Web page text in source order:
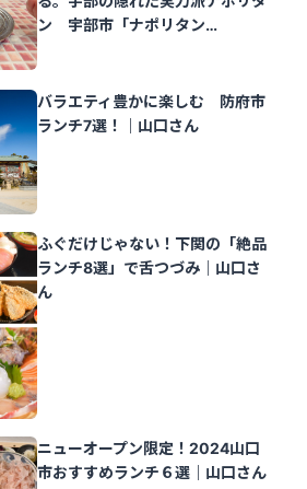
ン 宇部市「ナポリタン
バラエティ豊かに楽しむ 防府市
ランチ7選！｜山口さん
ふぐだけじゃない！下関の「絶品
ランチ8選」で舌つづみ｜山口さ
ん
ニューオープン限定！2024山口
市おすすめランチ６選｜山口さん